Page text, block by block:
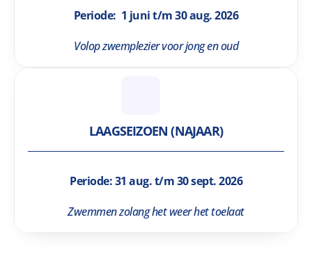
Periode:  1 juni t/m 30 aug. 2026
Volop zwemplezier voor jong en oud
LAAGSEIZOEN (NAJAAR)
Periode: 31 aug. t/m 30 sept. 2026
Zwemmen zolang het weer het toelaat